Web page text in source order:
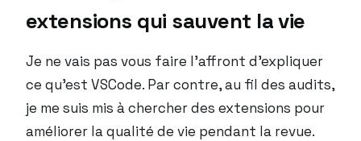
extensions qui sauvent la vie
Je ne vais pas vous faire l’affront d’expliquer
ce qu’est VSCode. Par contre, au fil des audits,
je me suis mis à chercher des extensions pour
améliorer la qualité de vie pendant la revue.